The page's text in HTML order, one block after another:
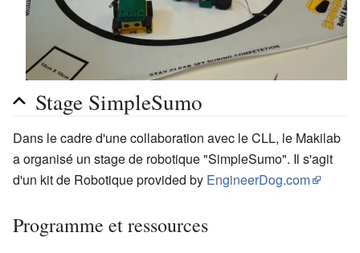
Stage SimpleSumo
Dans le cadre d'une collaboration avec le CLL, le Makilab
a organisé un stage de robotique "SimpleSumo". Il s'agit
d'un kit de Robotique provided by EngineerDog.com
Programme et ressources